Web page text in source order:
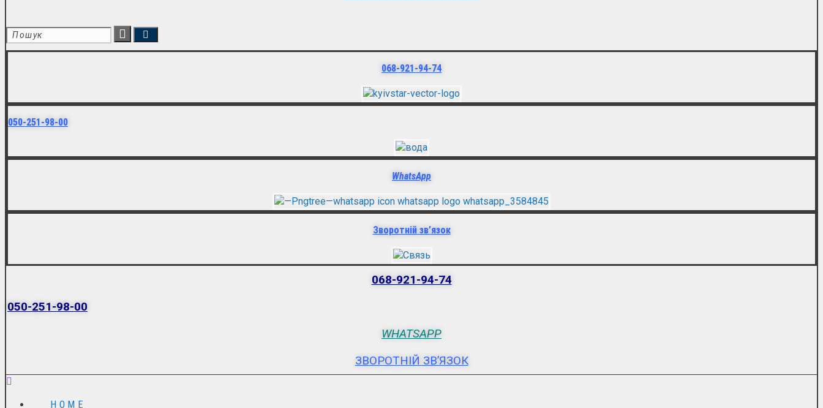
068-921-94-74
050-251-98-00
WhatsApp
Зворотній зв’язок
068-921-94-74
050-251-98-00
WHATSAPP
ЗВОРОТНІЙ ЗВ’ЯЗОК
Menu
HOME